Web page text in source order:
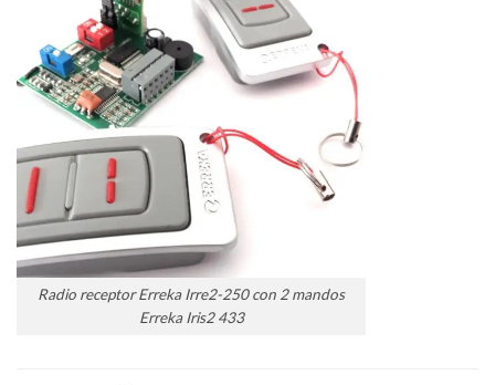
Radio receptor Erreka Irre2-250 con 2 mandos
Erreka Iris2 433